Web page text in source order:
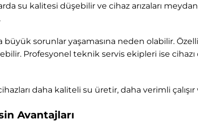
su kalitesi düşebilir ve cihaz arızaları
sorunlar yaşamasına neden olabilir.
Profesyonel teknik servis ekipleri ise
daha kaliteli su üretir, daha verimli
Avantajları